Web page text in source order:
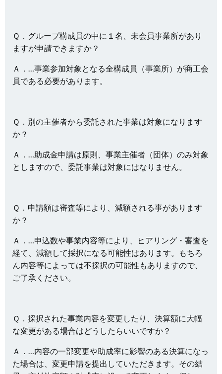
Ｑ．グループ構成員の中に１名、未会員事業所があり
ますが申請できますか？
Ａ．…事業参加対象となる全構成員（事業所）が商工会
員である必要があります。
Ｑ．別の主催者から委託された事業は対象になります
か？
Ａ．…助成金申請は原則、事業主催者（団体）のみ対象
としますので、委託事業は対象にはなりません。
Ｑ．申請額は審査等により、減額される事があります
か？
Ａ．…申込数や事業内容等により、ヒアリング・審査を
経て、減額して採択になる可能性はあります。もちろ
ん内容等によっては不採択の可能性もありますので、
ご了承ください。
Ｑ．採択された事業内容を変更したり、決算額に大幅
な変更がある場合はどうしたらいいですか？
Ａ．…内容の一部変更や助成率に影響のある決算になっ
た場合は、変更申請を提出していただきます。その結